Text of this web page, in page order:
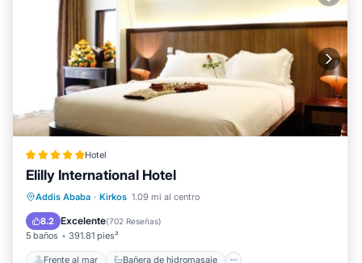
Hotel
Elilly International Hotel
Addis Ababa · Kirkos 1.09 mi al centro
8.2 Excelente(702 Reseñas)
5 baños 391.81 pies²
Frente al mar Bañera de hidromasaje
Frente al mar
Bañera de hidromasaje
Desayuno
Aparcamiento